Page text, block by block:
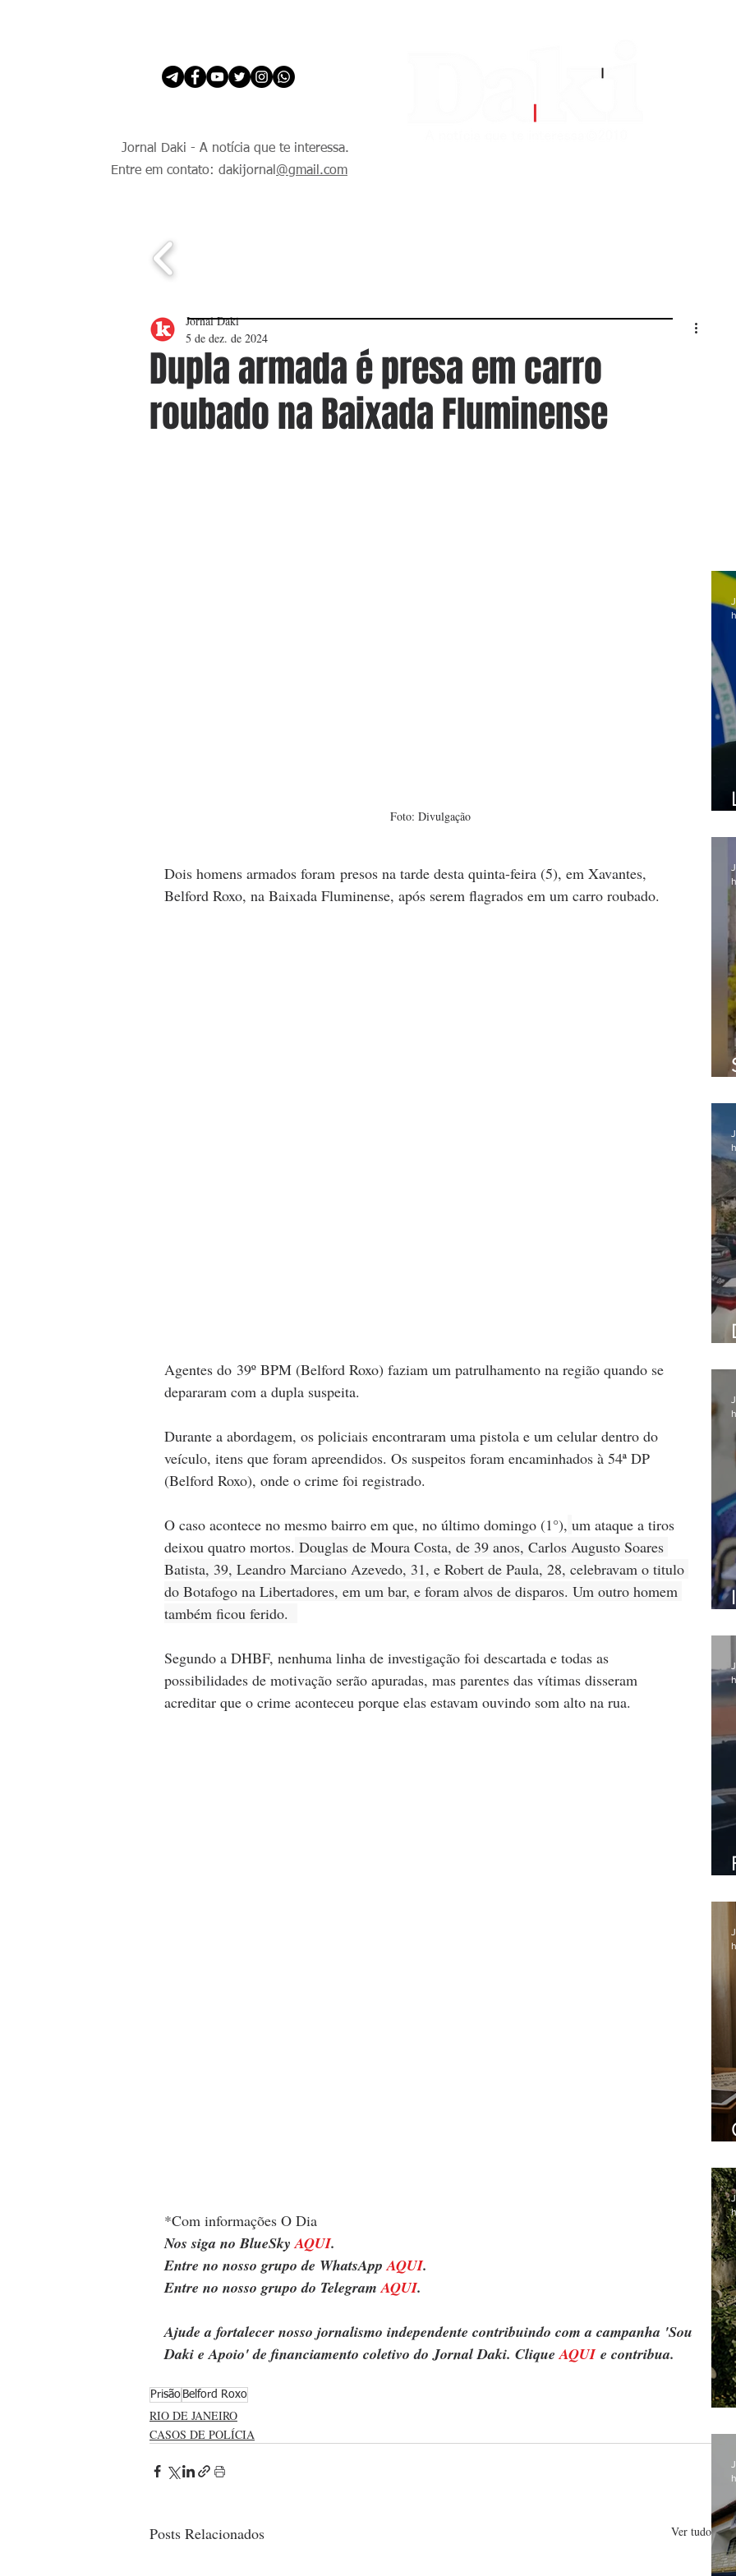
Jornal Daki - A notícia que te interessa.
Entre em contato: dakijornal @gmail.com
Dupla armada é presa em carro
roubado na Baixada Fluminense
Jornal Daki
5 de dez. de 2024
Foto: Divulgação
Dois homens armados foram presos na tarde desta quinta-feira (5), em Xavantes,
Belford Roxo, na Baixada Fluminense, após serem flagrados em um carro roubado.
Agentes do 39º BPM (Belford Roxo) faziam um patrulhamento na região quando se
depararam com a dupla suspeita.
Durante a abordagem, os policiais encontraram uma pistola e um celular dentro do
veículo, itens que foram apreendidos. Os suspeitos foram encaminhados à 54ª DP
(Belford Roxo), onde o crime foi registrado.
O caso acontece no mesmo bairro em que, no último domingo (1°), um ataque a tiros
deixou quatro mortos. Douglas de Moura Costa, de 39 anos, Carlos Augusto Soares
Batista, 39, Leandro Marciano Azevedo, 31, e Robert de Paula, 28, celebravam o titulo
do Botafogo na Libertadores, em um bar, e foram alvos de disparos. Um outro homem
também ficou ferido.
Segundo a DHBF, nenhuma linha de investigação foi descartada e todas as
possibilidades de motivação serão apuradas, mas parentes das vítimas disseram
acreditar que o crime aconteceu porque elas estavam ouvindo som alto na rua.
*Com informações O Dia
Nos siga no BlueSky AQUI.
Entre no nosso grupo de WhatsApp AQUI.
Entre no nosso grupo do Telegram AQUI.
Ajude a fortalecer nosso jornalismo independente contribuindo com a campanha 'Sou
Daki e Apoio' de financiamento coletivo do Jornal Daki. Clique AQUI e contribua.
Prisão Belford Roxo
RIO DE JANEIRO
CASOS DE POLÍCIA
Posts Relacionados Ver tudo